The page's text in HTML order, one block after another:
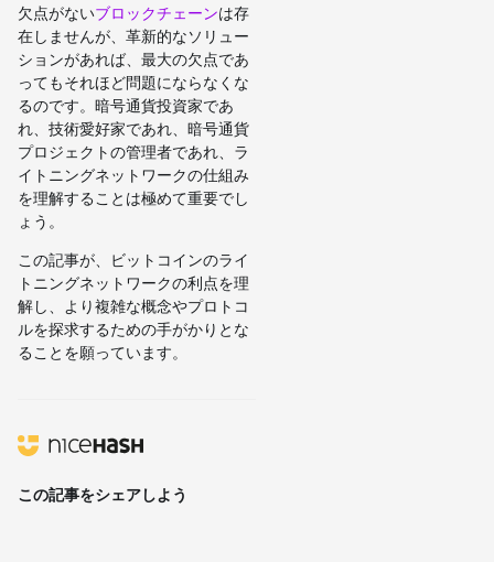
欠点がないブロックチェーンは存
在しませんが、革新的なソリュー
ションがあれば、最大の欠点であ
ってもそれほど問題にならなくな
るのです。暗号通貨投資家であ
れ、技術愛好家であれ、暗号通貨
プロジェクトの管理者であれ、ラ
イトニングネットワークの仕組み
を理解することは極めて重要でし
ょう。
この記事が、ビットコインのライ
トニングネットワークの利点を理
解し、より複雑な概念やプロトコ
ルを探求するための手がかりとな
ることを願っています。
この記事をシェアしよう